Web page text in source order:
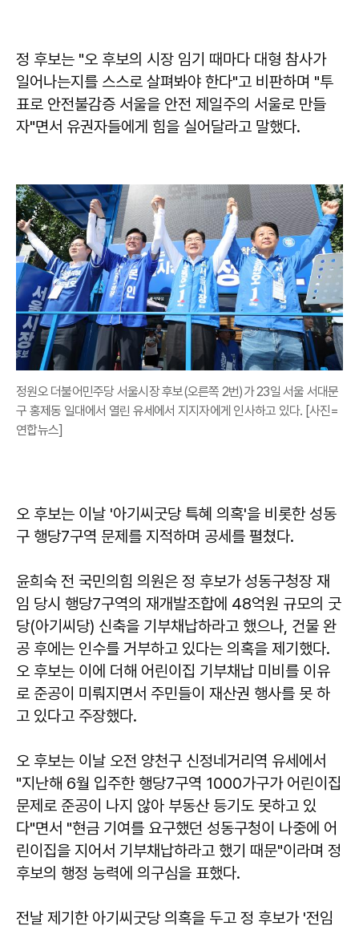
정 후보는 "오 후보의 시장 임기 때마다 대형 참사가
일어나는지를 스스로 살펴봐야 한다"고 비판하며 "투
표로 안전불감증 서울을 안전 제일주의 서울로 만들
자"면서 유권자들에게 힘을 실어달라고 말했다.
정원오 더불어민주당 서울시장 후보(오른쪽 2번)가 23일 서울 서대문
구 홍제동 일대에서 열린 유세에서 지지자에게 인사하고 있다. [사진=
연합뉴스]
오 후보는 이날 '아기씨굿당 특혜 의혹'을 비롯한 성동
구 행당7구역 문제를 지적하며 공세를 펼쳤다.
윤희숙 전 국민의힘 의원은 정 후보가 성동구청장 재
임 당시 행당7구역의 재개발조합에 48억원 규모의 굿
당(아기씨당) 신축을 기부채납하라고 했으나, 건물 완
공 후에는 인수를 거부하고 있다는 의혹을 제기했다.
오 후보는 이에 더해 어린이집 기부채납 미비를 이유
로 준공이 미뤄지면서 주민들이 재산권 행사를 못 하
고 있다고 주장했다.
오 후보는 이날 오전 양천구 신정네거리역 유세에서
"지난해 6월 입주한 행당7구역 1000가구가 어린이집
문제로 준공이 나지 않아 부동산 등기도 못하고 있
다"면서 "현금 기여를 요구했던 성동구청이 나중에 어
린이집을 지어서 기부채납하라고 했기 때문"이라며 정
후보의 행정 능력에 의구심을 표했다.
전날 제기한 아기씨굿당 의혹을 두고 정 후보가 '전임